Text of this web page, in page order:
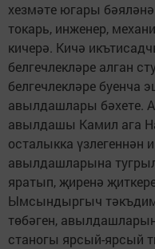
хезмәте югары
токарь, инженер,
кичерә. Кичә
белгечлекләре алган
белгечлекләре
авылдашлары бәхете.
авылдашы Камил ага
осталыкка үзлегеннән
авылдашларына
яратып, җиренә
Ымсындыргыч
төбәген,
станогы ярсый-ярсый